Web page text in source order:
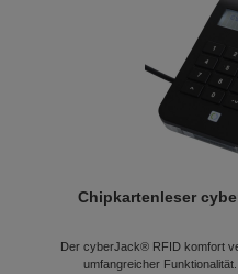
Chipkartenleser
Der cyberJack® RFID komfort
umfangreicher